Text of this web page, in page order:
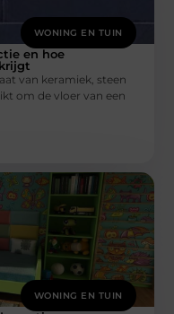
WONING EN TUIN
en hoe
van keramiek, steen
om de vloer van een
WONING EN TUIN